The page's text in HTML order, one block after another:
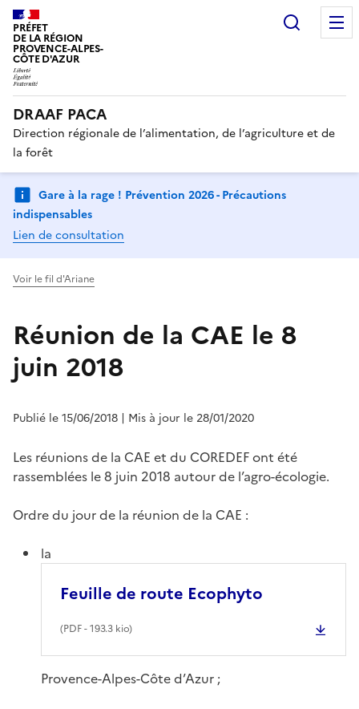
PRÉFET
DE LA RÉGION
PROVENCE-ALPES-
CÔTE D'AZUR
DRAAF PACA
Direction régionale de l’alimentation, de l’agriculture et de
la forêt
Gare à la rage ! Prévention 2026 - Précautions
indispensables
Lien de consultation
Voir le fil d'Ariane
Réunion de la CAE le 8
juin 2018
Publié le 15/06/2018 | Mis à jour le 28/01/2020
Les réunions de la CAE et du COREDEF ont été
rassemblées le 8 juin 2018 autour de l’agro-écologie.
Ordre du jour de la réunion de la CAE :
la
Feuille de route Ecophyto
(PDF- 193.3 kio)
Provence-Alpes-Côte d’Azur ;